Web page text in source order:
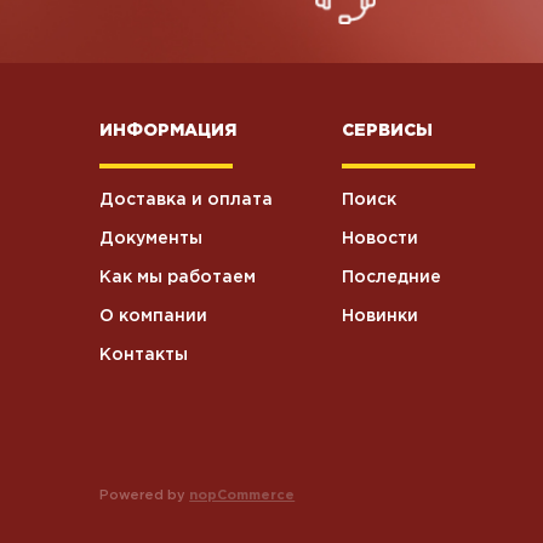
Влажные
бритья
ИНФОРМАЦИЯ
Доставка и оплата
Документы
Как мы работаем
О компании
Контакты
СЕРВИСЫ
Поиск
Новости
Последние
Новинки
Powered by nopCommerce